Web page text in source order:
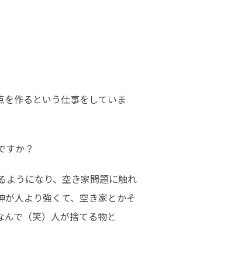
作るという仕事をしていま
すか？
ようになり、空き家問題に触れ
人より強くて、空き家とかそ
で（笑）人が捨てる物と